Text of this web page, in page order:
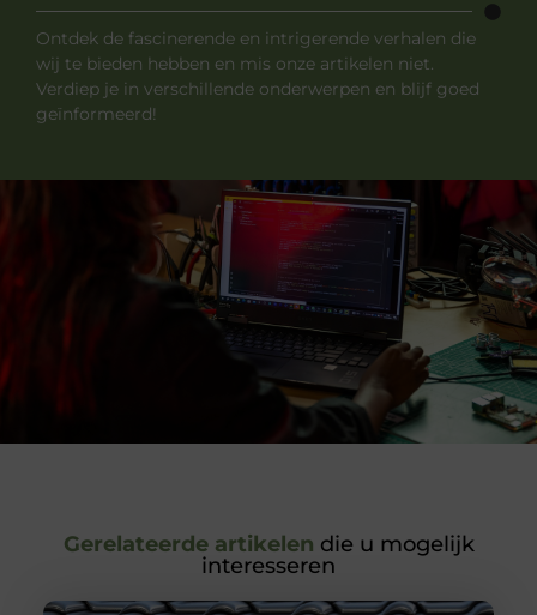
Ontdek de fascinerende en intrigerende verhalen die
wij te bieden hebben en mis onze artikelen niet.
Verdiep je in verschillende onderwerpen en blijf goed
geïnformeerd!
Gerelateerde artikelen die u mogelijk
interesseren